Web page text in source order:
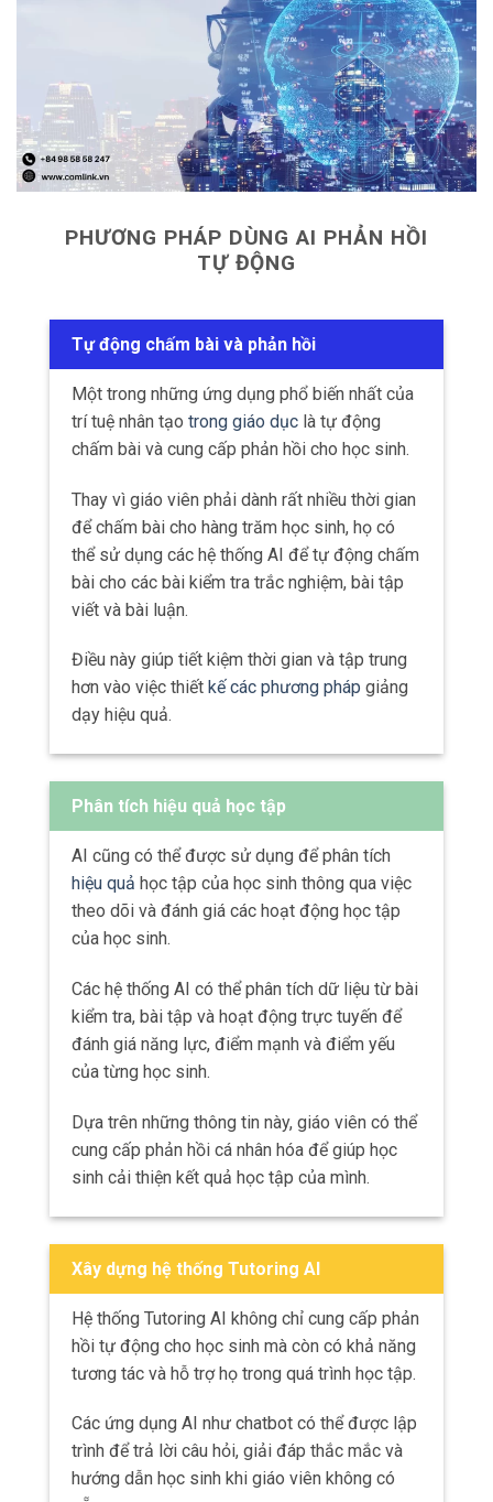
PHƯƠNG PHÁP DÙNG AI PHẢN HỒI
TỰ ĐỘNG
Tự động chấm bài và phản hồi
Một trong những ứng dụng phổ biến nhất của
trí tuệ nhân tạo trong giáo dục là tự động
chấm bài và cung cấp phản hồi cho học sinh.
Thay vì giáo viên phải dành rất nhiều thời gian
để chấm bài cho hàng trăm học sinh, họ có
thể sử dụng các hệ thống AI để tự động chấm
bài cho các bài kiểm tra trắc nghiệm, bài tập
viết và bài luận.
Điều này giúp tiết kiệm thời gian và tập trung
hơn vào việc thiết kế các phương pháp giảng
dạy hiệu quả.
Phân tích hiệu quả học tập
AI cũng có thể được sử dụng để phân tích
hiệu quả học tập của học sinh thông qua việc
theo dõi và đánh giá các hoạt động học tập
của học sinh.
Các hệ thống AI có thể phân tích dữ liệu từ bài
kiểm tra, bài tập và hoạt động trực tuyến để
đánh giá năng lực, điểm mạnh và điểm yếu
của từng học sinh.
Dựa trên những thông tin này, giáo viên có thể
cung cấp phản hồi cá nhân hóa để giúp học
sinh cải thiện kết quả học tập của mình.
Xây dựng hệ thống Tutoring AI
Hệ thống Tutoring AI không chỉ cung cấp phản
hồi tự động cho học sinh mà còn có khả năng
tương tác và hỗ trợ họ trong quá trình học tập.
Các ứng dụng AI như chatbot có thể được lập
trình để trả lời câu hỏi, giải đáp thắc mắc và
hướng dẫn học sinh khi giáo viên không có